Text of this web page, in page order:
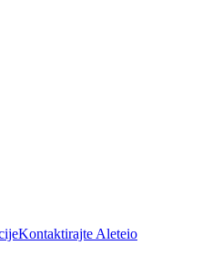
Kontaktirajte Aleteio